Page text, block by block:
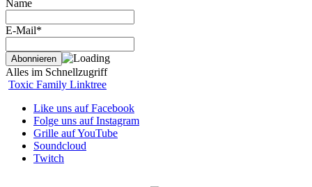
Name
E-Mail*
Alles im Schnellzugriff
Toxic Family Linktree
Like uns auf Facebook
Folge uns auf Instagram
Grille auf YouTube
Soundcloud
Twitch